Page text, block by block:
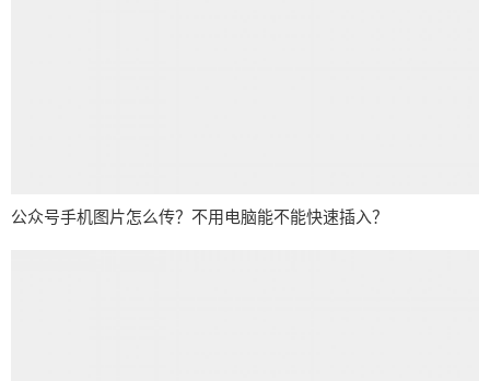
公众号手机图片怎么传？不用电脑能不能快速插入？